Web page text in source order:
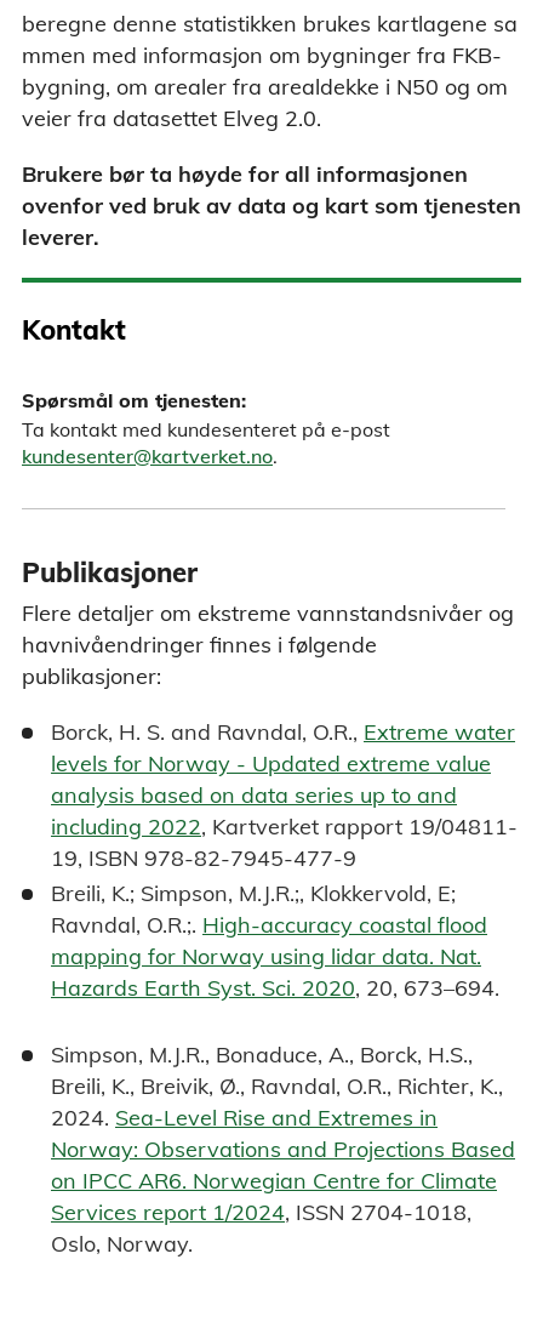
beregne denne statistikken brukes kartlagene sa
mmen med informasjon om bygninger fra FKB-
bygning, om arealer fra arealdekke i N50 og om
veier fra datasettet Elveg 2.0.
Brukere bør ta høyde for all informasjonen
ovenfor ved bruk av data og kart som tjenesten
leverer.
Kontakt
Spørsmål om tjenesten:
Ta kontakt med kundesenteret på e-post
kundesenter@kartverket.no.
Publikasjoner
Flere detaljer om ekstreme vannstandsnivåer og
havnivåendringer finnes i følgende
publikasjoner:
Borck, H. S. and Ravndal, O.R., Extreme water
levels for Norway - Updated extreme value
analysis based on data series up to and
including 2022, Kartverket rapport 19/04811-
19, ISBN 978-82-7945-477-9
Breili, K.; Simpson, M.J.R.;, Klokkervold, E;
Ravndal, O.R.;. High-accuracy coastal flood
mapping for Norway using lidar data. Nat.
Hazards Earth Syst. Sci. 2020, 20, 673–694.
Simpson, M.J.R., Bonaduce, A., Borck, H.S.,
Breili, K., Breivik, Ø., Ravndal, O.R., Richter, K.,
2024. Sea-Level Rise and Extremes in
Norway: Observations and Projections Based
on IPCC AR6. Norwegian Centre for Climate
Services report 1/2024, ISSN 2704-1018,
Oslo, Norway.